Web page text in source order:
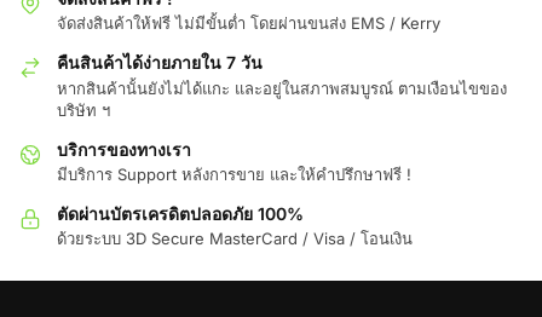
จัดส่งสินค้าให้ฟรี ไม่มีขั้นต่ำ โดยผ่านขนส่ง EMS / Kerry
คืนสินค้าได้ง่ายภายใน 7 วัน
หากสินค้านั้นยังไม่ได้แกะ และอยู่ในสภาพสมบูรณ์ ตามเงือนไขของ
บริษัท ฯ
บริการของทางเรา
มีบริการ Support หลังการขาย และให้คำปรึกษาฟรี !
ตัดผ่านบัตรเครดิตปลอดภัย 100%
ด้วยระบบ 3D Secure MasterCard / Visa / โอนเงิน